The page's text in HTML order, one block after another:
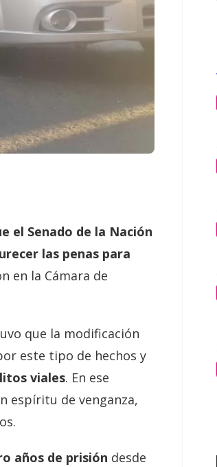
el Senado de la Nación
las penas para
en la Cámara de
que la modificación
este tipo de hechos y
viales. En ese
espíritu de venganza,
años de prisión desde